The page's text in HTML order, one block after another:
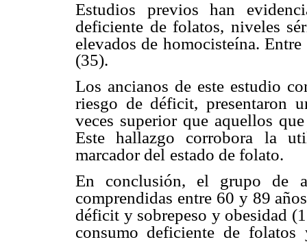
Estudios previos han
deficiente de folatos, niveles
elevados de homocisteína. Entre
(35).
Los ancianos de este estudio
riesgo de déficit, presentaron
veces superior que aquellos
Este hallazgo corrobora
la
marcador del estado de folato.
En conclusión, el grupo de
comprendidas entre 60 y 89
déficit y sobrepeso y obesidad
consumo deficiente de folatos